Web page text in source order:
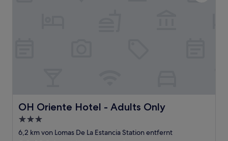
OH Oriente Hotel - Adults Only
OH Oriente Hotel - Adults Only
3.0-
Sterne-
6,2 km von Lomas De La Estancia Station entfernt